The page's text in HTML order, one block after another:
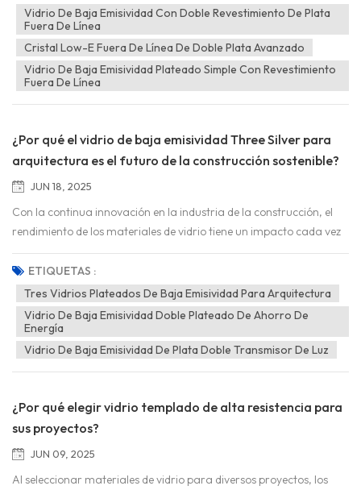
productos. En la gama de productos de vidrio de baja emisividad
(Low-E), el vidrio Low-E con doble revestimiento de plata fuera de
línea se ha posicionado rápidamente como líder del sector gracias
a sus excepcionales ventajas. Sin embargo, en com...
Vidrio De Baja Emisividad Con Doble Revestimiento De Plata
Fuera De Línea
Cristal Low-E Fuera De Línea De Doble Plata Avanzado
Vidrio De Baja Emisividad Plateado Simple Con Revestimiento
Fuera De Línea
¿Por qué el vidrio de baja emisividad Three Silver para
arquitectura es el futuro de la construcción sostenible?
JUN 18, 2025
Con la continua innovación en la industria de la construcción, el
rendimiento de los materiales de vidrio tiene un impacto cada vez
más crítico en la calidad de los edificios. Entre los muchos nuevos
materiales de vidrio, el vidrio de baja emisividad con triple plata
para la construcción destaca por su excelente rendimiento y se ha
convertido en el centro de atención del mercado. ¿Cuáles son sus
principales ventajas que le han permitido consolidarse como líder
en el competitivo sector de los mat...
ETIQUETAS :
Tres Vidrios Plateados De Baja Emisividad Para Arquitectura
Vidrio De Baja Emisividad Doble Plateado De Ahorro De
Energía
Vidrio De Baja Emisividad De Plata Doble Transmisor De Luz
¿Por qué elegir vidrio templado de alta resistencia para
sus proyectos?
JUN 09, 2025
Al seleccionar materiales de vidrio para diversos proyectos, los